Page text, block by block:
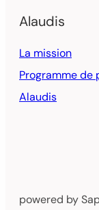
Alaudis
La mission
Programme de
Alaudis
powered by